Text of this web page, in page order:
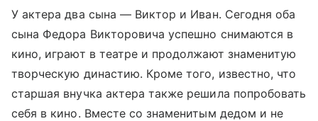
У актера два сына — Виктор и Иван. Сегодня оба
сына Федора Викторовича успешно снимаются в
кино, играют в театре и продолжают знаменитую
творческую династию. Кроме того, известно, что
старшая внучка актера также решила попробовать
себя в кино. Вместе со знаменитым дедом и не